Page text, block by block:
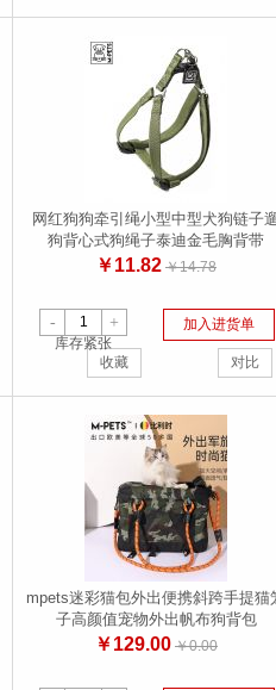
网红狗狗牵引绳小型中型犬狗链子
狗背心式狗绳子泰迪金毛胸背带
￥11.82 ￥14.78
- +
库存紧张
加入进货单
收藏 对比
mpets迷彩猫包外出便携斜跨手提猫
子高颜值宠物外出帆布狗背包
￥129.00 ￥0.00